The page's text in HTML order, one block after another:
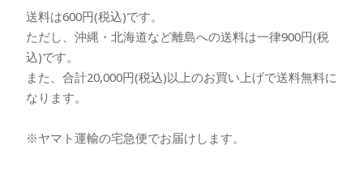
送料は600円(税込)です。
ただし、沖縄・北海道など離島への送料は一律900円(税
込)です。
また、合計20,000円(税込)以上のお買い上げで送料無料に
なります。
※ヤマト運輸の宅急便でお届けします。